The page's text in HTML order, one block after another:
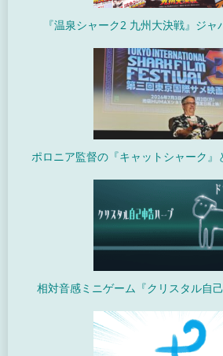
『温泉シャーク2 九州大決戦』ジ
ポロニア監督の『キャットシャーク』
相対音感ミニゲーム『クリスタル自